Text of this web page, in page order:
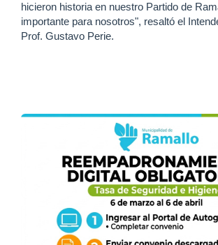
hicieron historia en nuestro Partido de
importante para nosotros", resaltó el
Prof. Gustavo Perie.